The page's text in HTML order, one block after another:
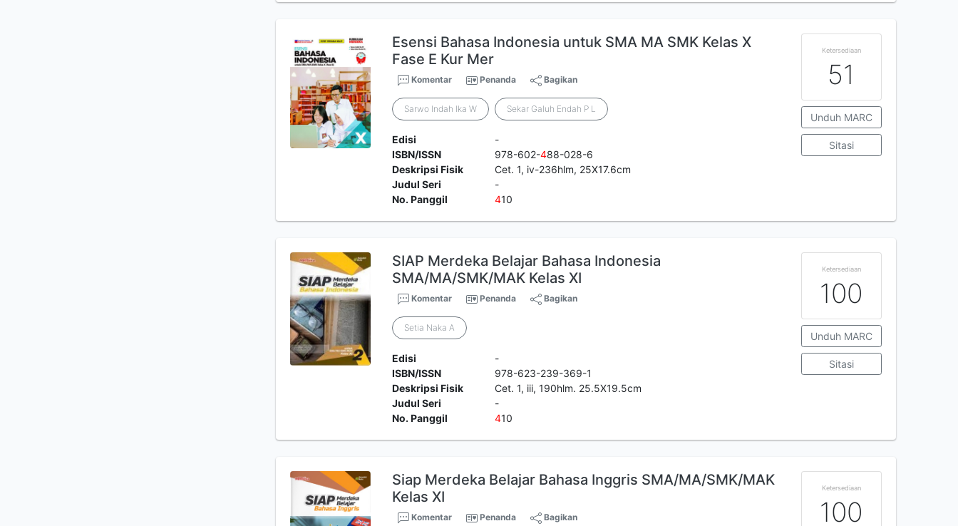
Esensi Bahasa Indonesia untuk SMA MA SMK Kelas X
Fase E Kur Mer
Komentar Penanda Bagikan
Sarwo Indah Ika W Sekar Galuh Endah P L
Edisi
-
ISBN/ISSN
978-602-488-028-6
Deskripsi Fisik
Cet. 1, iv-236hlm, 25X17.6cm
Judul Seri
-
No. Panggil
410
Ketersediaan
51
Unduh MARC
Sitasi
SIAP Merdeka Belajar Bahasa Indonesia
SMA/MA/SMK/MAK Kelas XI
Komentar Penanda Bagikan
Setia Naka A
Edisi
-
ISBN/ISSN
978-623-239-369-1
Deskripsi Fisik
Cet. 1, iii, 190hlm. 25.5X19.5cm
Judul Seri
-
No. Panggil
410
Ketersediaan
100
Unduh MARC
Sitasi
Siap Merdeka Belajar Bahasa Inggris SMA/MA/SMK/MAK
Kelas XI
Komentar Penanda Bagikan
Ketersediaan
100